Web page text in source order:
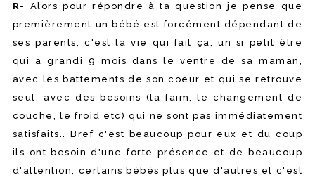
R- Alors pour répondre à ta question je pense que
premièrement un bébé est forcément dépendant de
ses parents, c'est la vie qui fait ça, un si petit être
qui a grandi 9 mois dans le ventre de sa maman,
avec les battements de son coeur et qui se retrouve
seul, avec des besoins (la faim, le changement de
couche, le froid etc) qui ne sont pas immédiatement
satisfaits.. Bref c'est beaucoup pour eux et du coup
ils ont besoin d'une forte présence et de beaucoup
d'attention, certains bébés plus que d'autres et c'est